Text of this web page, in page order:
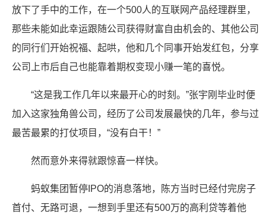
放下了手中的工作，在一个500人的互联网产品经理群里，
那些未能如此幸运跟随公司获得财富自由机会的、其他公司
的同行们开始祝福、起哄，他和几个同事开始发红包，分享
公司上市后自己也能靠着期权变现小赚一笔的喜悦。
“这是我工作几年以来最开心的时刻。”张宇刚毕业时便
加入这家独角兽公司，经历了公司发展最快的几年，参与过
最苦最累的打仗项目，“没有白干！”
然而意外来得就跟惊喜一样快。
蚂蚁集团暂停IPO的消息落地，陈方当时已经付完房子
首付、无路可退，一想到手里还有500万的高利贷等着他